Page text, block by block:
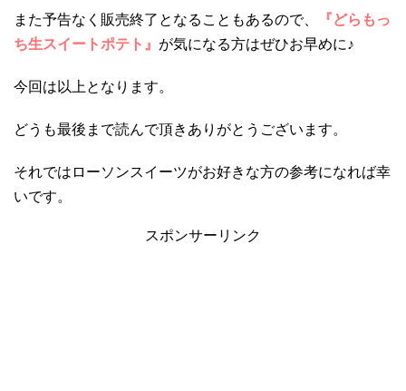
また予告なく販売終了となることもあるので、
『どらもっ
ち生スイートポテト』 が気になる方はぜひお早めに♪
今回は以上となります。
どうも最後まで読んで頂きありがとうございます。
それではローソンスイーツがお好きな方の参考になれば幸
いです。
スポンサーリンク